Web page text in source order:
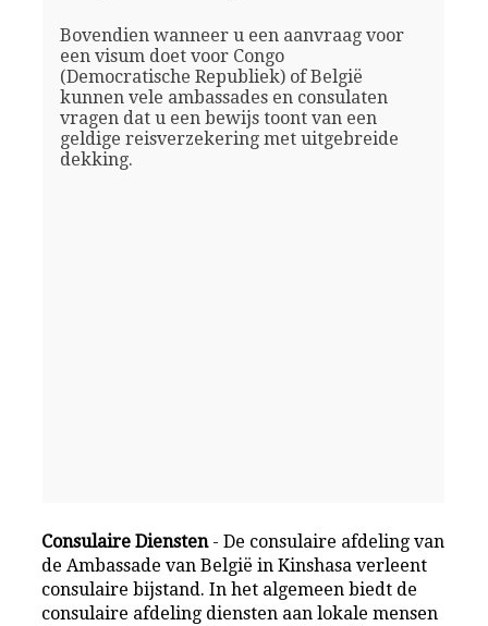
Bovendien wanneer u een aanvraag voor
een visum doet voor Congo
(Democratische Republiek) of België
kunnen vele ambassades en consulaten
vragen dat u een bewijs toont van een
geldige reisverzekering met uitgebreide
dekking.
Consulaire Diensten- De consulaire afdeling van
de Ambassade van België in Kinshasa verleent
consulaire bijstand. In het algemeen biedt de
consulaire afdeling diensten aan lokale mensen